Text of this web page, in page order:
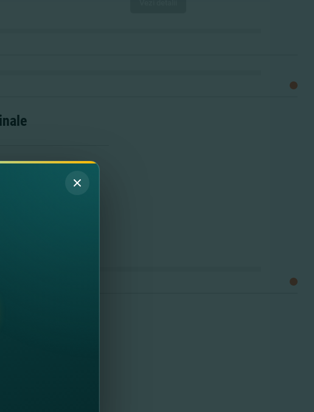
pentru punctele
deţinătorilor de
internaţionale de
Worldwide şi VISA...